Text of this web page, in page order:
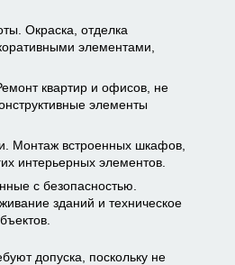
Окраска, отделка
элементами,
квартир и офисов, не
элементы
Монтаж встроенных шкафов,
интерьерных элементов.
с безопасностью.
зданий и техническое
допуска, поскольку не